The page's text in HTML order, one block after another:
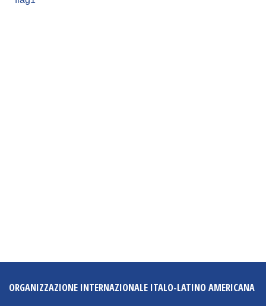
ORGANIZZAZIONE INTERNAZIONALE ITALO-LATINO AMERICANA